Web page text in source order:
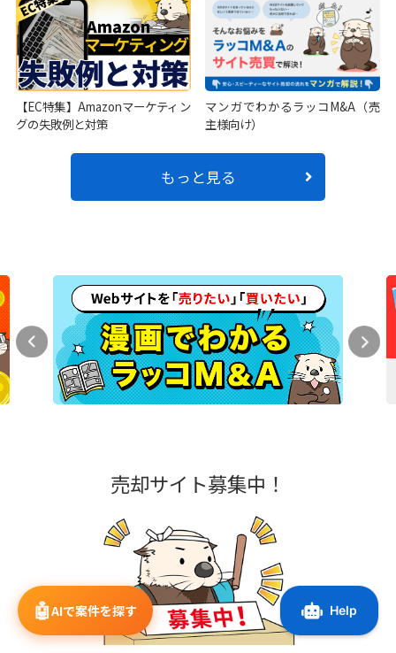
【EC特集】Amazonマーケティン
グの失敗例と対策
マンガでわかるラッコM&A（売
主様向け）
もっと見る
売却サイト募集中！
🤖AIで案件を探す